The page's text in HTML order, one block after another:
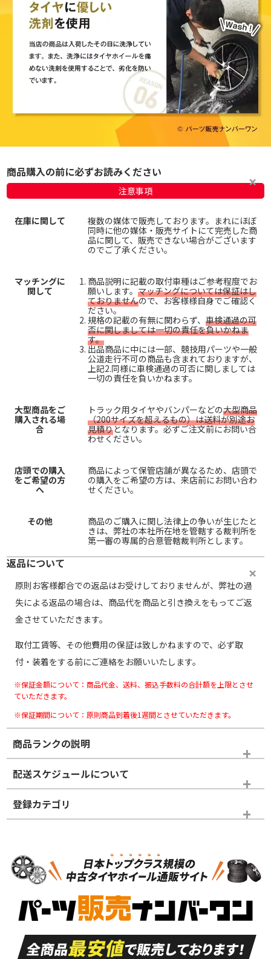
商品購入の前に必ずお読みください
注意事項
在庫に関して
複数の媒体で販売しております。まれにほぼ
同時に他の媒体・販売サイトにて完売した商
品に関して、販売できない場合がございます
のでご了承ください。
マッチングに
関して
商品説明に記載の取付車種はご参考程度でお
願いします。 マッチングについては保証はし
ておりませんので、お客様様自身でご確認く
ださい。
規格の記載の有無に関わらず、 車検通過の可
否に関しましては一切の責任を負いかねま
す。
出品商品に中には一部、競技用パーツや一般
公道走行不可の商品も含まれておりますが、
上記2.同様に車検通過の可否に関しましては
一切の責任を負いかねます。
大型商品をご
購入される場
合
トラック用タイヤやバンパーなどの大型商品
（200サイズを超えるもの）は送料が別途お
見積りとなります。必ずご注文前にお問い合
わせください。
店頭での購入
をご希望の方
へ
商品によって保管店舗が異なるため、店頭で
の購入をご希望の方は、来店前にお問い合わ
せください。
その他
商品のご購入に関し法律上の争いが生じたと
きは、弊社の本社所在地を管轄する裁判所を
第一審の専属的合意管轄裁判所とします。
返品について
原則お客様都合での返品はお受けしておりませんが、弊社の過
失による返品の場合は、商品代を商品と引き換えをもってご返
金させていただきます。
取付工賃等、その他費用の保証は致しかねますので、必ず取
付・装着をする前にご連絡をお願いいたします。
※保証金額について：商品代金、送料、振込手数料の合計額を上限とさせ
ていただきます。
※保証期間について：原則商品到着後1週間とさせていただきます。
商品ランクの説明
※商品ランクは出品者の主観により判断しておりますので、あら
かじめご了承ください。
ホイールランク
S
品）
S
新車外し品（新古
付き
A
走行距離も少なく、
目立つ傷もほとんど
ない中古品
A
走行距離も少なく、
非常に状態の良い中
古品
配送スケジュールについて
登録カテゴリ
スタッドレスタイヤホイールセット